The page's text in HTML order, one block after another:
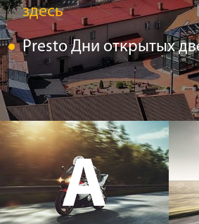
здесь
Presto Дни открытых
A